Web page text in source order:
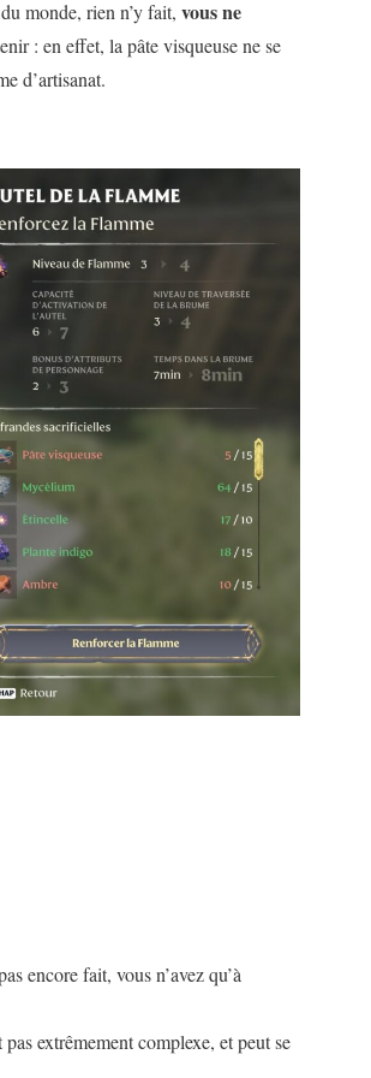
monde, rien n’y fait, vous ne
: en effet, la pâte visqueuse ne se
d’artisanat.
encore fait, vous n’avez qu’à
extrêmement complexe, et peut se